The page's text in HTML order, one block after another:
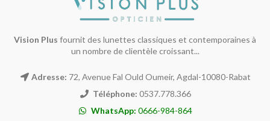
Vision Plus fournit des lunettes classiques et contemporaines à
un nombre de clientèle croissant...
Adresse: 72, Avenue Fal Ould Oumeir, Agdal-10080-Rabat
Téléphone: 0537.778.366
WhatsApp: 0666-984-864